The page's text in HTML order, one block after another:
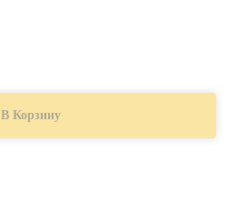
В Корзину